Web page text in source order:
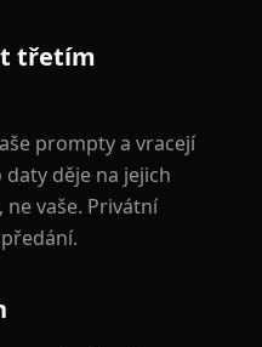
třetím
prompty a vracejí
děje na jejich
vaše. Privátní